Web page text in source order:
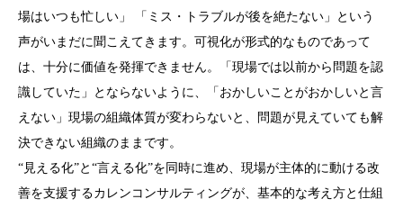
場はいつも忙しい」 「ミス・トラブルが後を絶たない」という
声がいまだに聞こえてきます。可視化が形式的なものであって
は、十分に価値を発揮できません。「現場では以前から問題を認
識していた」とならないように、「おかしいことがおかしいと言
えない」現場の組織体質が変わらないと、問題が見えていても解
決できない組織のままです。
“見える化”と“言える化”を同時に進め、現場が主体的に動ける改
善を支援するカレンコンサルティングが、基本的な考え方と仕組